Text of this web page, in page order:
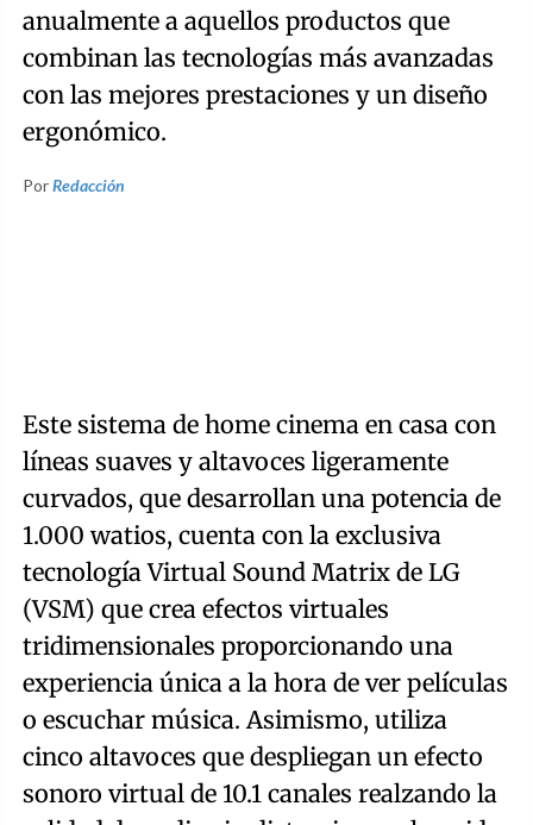
anualmente a aquellos productos que
combinan las tecnologías más avanzadas
con las mejores prestaciones y un diseño
ergonómico.
PorRedacción
Este sistema de home cinema en casa con
líneas suaves y altavoces ligeramente
curvados, que desarrollan una potencia de
1.000 watios, cuenta con la exclusiva
tecnología Virtual Sound Matrix de LG
(VSM) que crea efectos virtuales
tridimensionales proporcionando una
experiencia única a la hora de ver películas
o escuchar música. Asimismo, utiliza
cinco altavoces que despliegan un efecto
sonoro virtual de 10.1 canales realzando la